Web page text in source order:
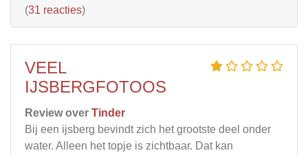
(31 reacties)
VEEL
IJSBERGFOTOOS
Review over Tinder
Bij een ijsberg bevindt zich het grootste deel onder
water. Alleen het topje is zichtbaar. Dat kan